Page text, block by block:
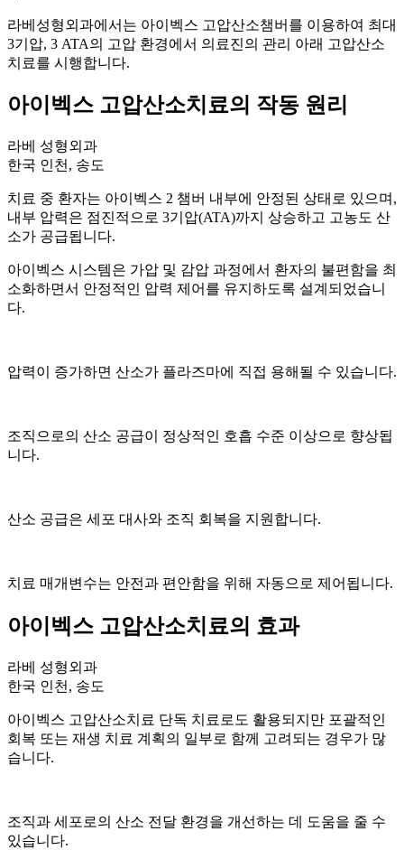
라베성형외과에서는 아이벡스 고압산소챔버를 이용하여 최대
3기압, 3 ATA의 고압 환경에서 의료진의 관리 아래 고압산소
치료를 시행합니다.
아이벡스 고압산소치료의 작동 원리
라베 성형외과
한국 인천, 송도
치료 중 환자는 아이벡스 2 챔버 내부에 안정된 상태로 있으며,
내부 압력은 점진적으로 3기압(ATA)까지 상승하고 고농도 산
소가 공급됩니다.
아이벡스 시스템은 가압 및 감압 과정에서 환자의 불편함을 최
소화하면서 안정적인 압력 제어를 유지하도록 설계되었습니
다.
압력이 증가하면 산소가 플라즈마에 직접 용해될 수 있습니다.
조직으로의 산소 공급이 정상적인 호흡 수준 이상으로 향상됩
니다.
산소 공급은 세포 대사와 조직 회복을 지원합니다.
치료 매개변수는 안전과 편안함을 위해 자동으로 제어됩니다.
아이벡스 고압산소치료의 효과
라베 성형외과
한국 인천, 송도
아이벡스 고압산소치료 단독 치료로도 활용되지만 포괄적인
회복 또는 재생 치료 계획의 일부로 함께 고려되는 경우가 많
습니다.
조직과 세포로의 산소 전달 환경을 개선하는 데 도움을 줄 수
있습니다.